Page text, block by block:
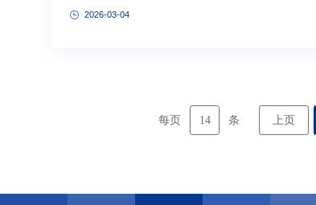
程中迈出稳健步伐、取得丰硕成果。海大与南大在校园文化方
2026-03-04
每页 14 条 上页